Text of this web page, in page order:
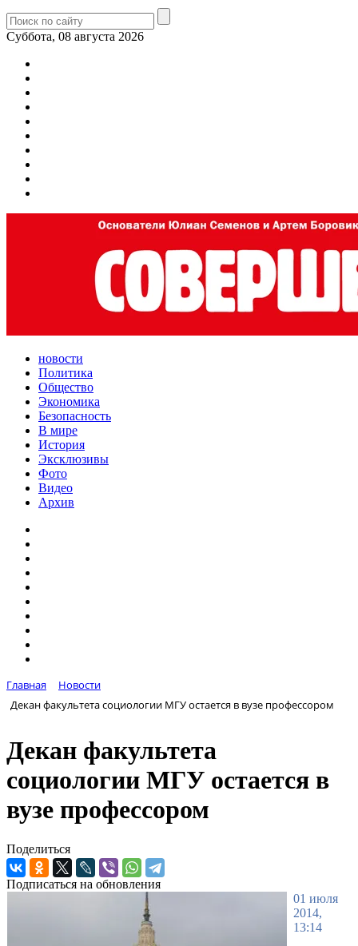
Суббота, 08 августа 2026
новости
Политика
Общество
Экономика
Безопасность
В мире
История
Эксклюзивы
Фото
Видео
Архив
Главная
Новости
Декан факультета социологии МГУ остается в вузе профессором
Декан факультета
социологии МГУ остается в
вузе профессором
Поделиться
Подписаться на обновления
01 июля
2014,
13:14